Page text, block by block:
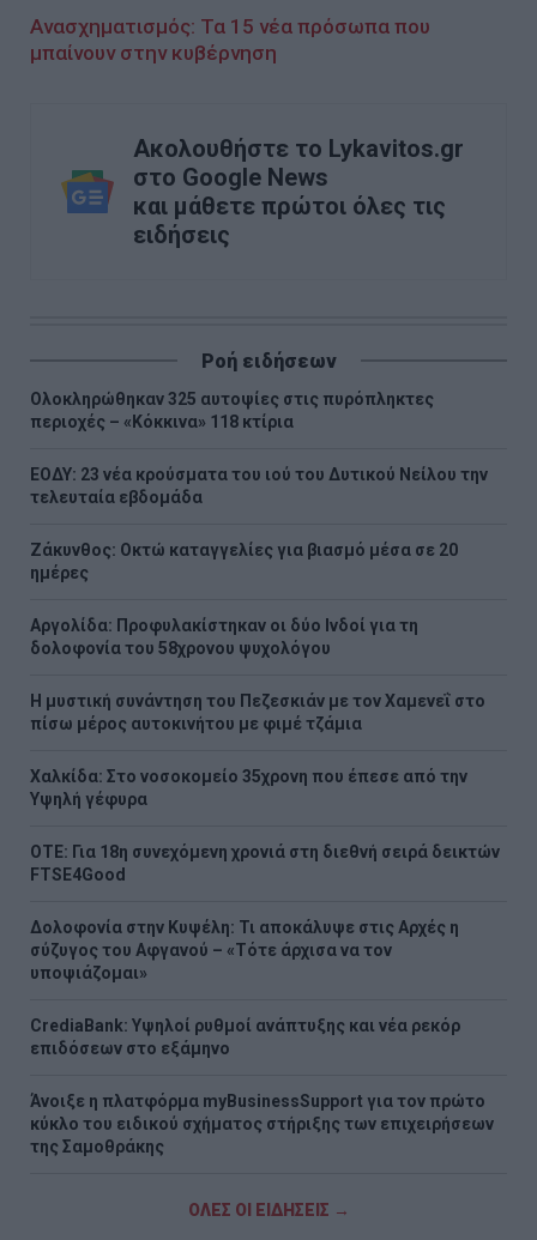
Ανασχηματισμός: Τα 15 νέα πρόσωπα που
μπαίνουν στην κυβέρνηση
Ακολουθήστε το Lykavitos.gr
στο Google News
και μάθετε πρώτοι όλες τις
ειδήσεις
Ροή ειδήσεων
Ολοκληρώθηκαν 325 αυτοψίες στις πυρόπληκτες
περιοχές – «Κόκκινα» 118 κτίρια
ΕΟΔΥ: 23 νέα κρούσματα του ιού του Δυτικού Νείλου την
τελευταία εβδομάδα
Ζάκυνθος: Οκτώ καταγγελίες για βιασμό μέσα σε 20
ημέρες
Αργολίδα: Προφυλακίστηκαν οι δύο Ινδοί για τη
δολοφονία του 58χρονου ψυχολόγου
Η μυστική συνάντηση του Πεζεσκιάν με τον Χαμενεΐ στο
πίσω μέρος αυτοκινήτου με φιμέ τζάμια
Χαλκίδα: Στο νοσοκομείο 35χρονη που έπεσε από την
Υψηλή γέφυρα
ΟΤΕ: Για 18η συνεχόμενη χρονιά στη διεθνή σειρά δεικτών
FTSE4Good
Δολοφονία στην Κυψέλη: Τι αποκάλυψε στις Αρχές η
σύζυγος του Αφγανού – «Τότε άρχισα να τον
υποψιάζομαι»
CrediaBank: Υψηλοί ρυθμοί ανάπτυξης και νέα ρεκόρ
επιδόσεων στο εξάμηνο
Άνοιξε η πλατφόρμα myBusinessSupport για τον πρώτο
κύκλο του ειδικού σχήματος στήριξης των επιχειρήσεων
της Σαμοθράκης
ΟΛΕΣ ΟΙ ΕΙΔΗΣΕΙΣ →